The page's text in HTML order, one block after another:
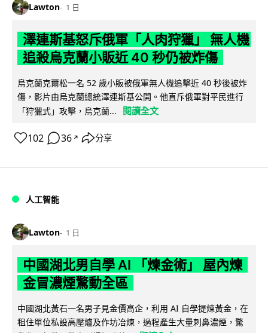
Lawton 1 日
澤連斯基怒斥俄軍「人肉狩獵」 無人機
追殺烏克蘭小販近 40 秒仍被炸傷
烏克蘭克爾松一名 52 歲小販被俄軍無人機追擊近 40 秒後被炸
傷，影片由烏克蘭總統澤連斯基公開。他直斥俄軍對平民進行
「狩獵式」攻擊，烏克蘭...
閱讀全文
102 36 ↗ 分享
人工智能
Lawton 1 日
中國湖北男自學 AI 「煉金術」 屋內煉
金冒濃煙驚動全區
中國湖北黃石一名男子見金價高企，利用 AI 自學提煉黃金，在
租住單位私設高壓爐及作坊冶煉，過程產生大量刺鼻濃煙，驚